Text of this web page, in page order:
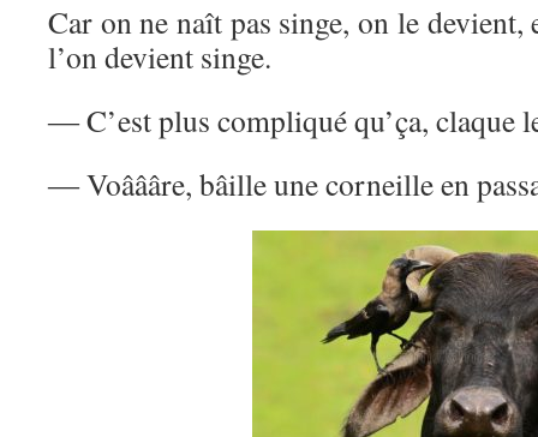
Car on ne naît pas singe, on le devient,
l’on devient singe.
― C’est plus compliqué qu’ça, claque
― Voâââre, bâille une corneille en